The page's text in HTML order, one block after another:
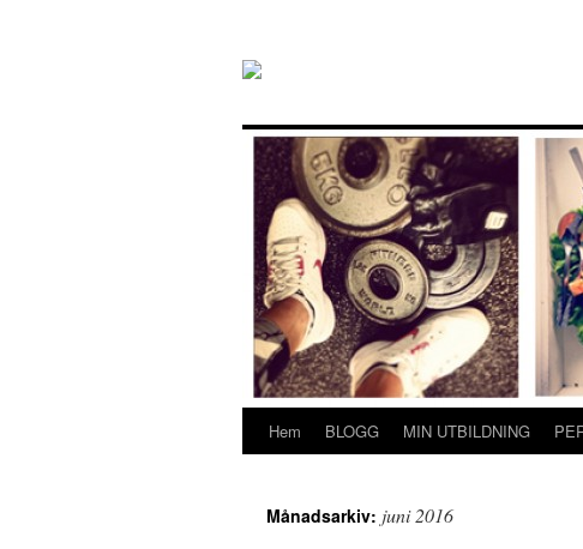
Gå
innehåll
Hem BLOGG MIN UTBILDNING
Månadsarkiv: juni 2016